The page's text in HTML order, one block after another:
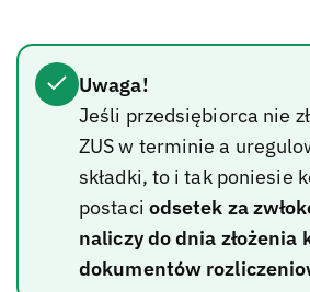
Uwaga!
Jeśli przedsiębiorca nie
ZUS w terminie a
składki, to i tak poniesie
postaci odsetek za
naliczy do dnia złożenia
dokumentów